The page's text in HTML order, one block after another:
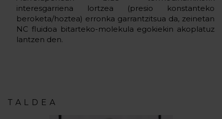
interesgarriena lortzea (presio konstanteko
beroketa/hoztea) erronka garrantzitsua da, zeinetan
NC fluidoa bitarteko-molekula egokiekin akoplatuz
lantzen den.
TALDEA